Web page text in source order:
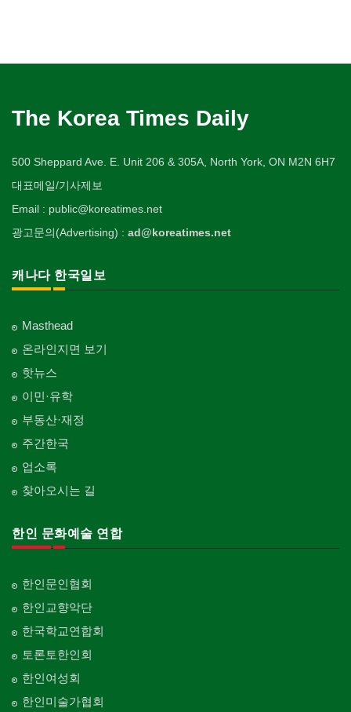
The Korea Times Daily
500 Sheppard Ave. E. Unit 206 & 305A, North York, ON M2N 6H7
대표메일/기사제보
Email : public@koreatimes.net
광고문의(Advertising) : ad@koreatimes.net
캐나다 한국일보
Masthead
온라인지면 보기
핫뉴스
이민·유학
부동산·재정
주간한국
업소록
찾아오시는 길
한인 문화예술 연합
한인문인협회
한인교향악단
한국학교연합회
토론토한인회
한인여성회
한인미술가협회